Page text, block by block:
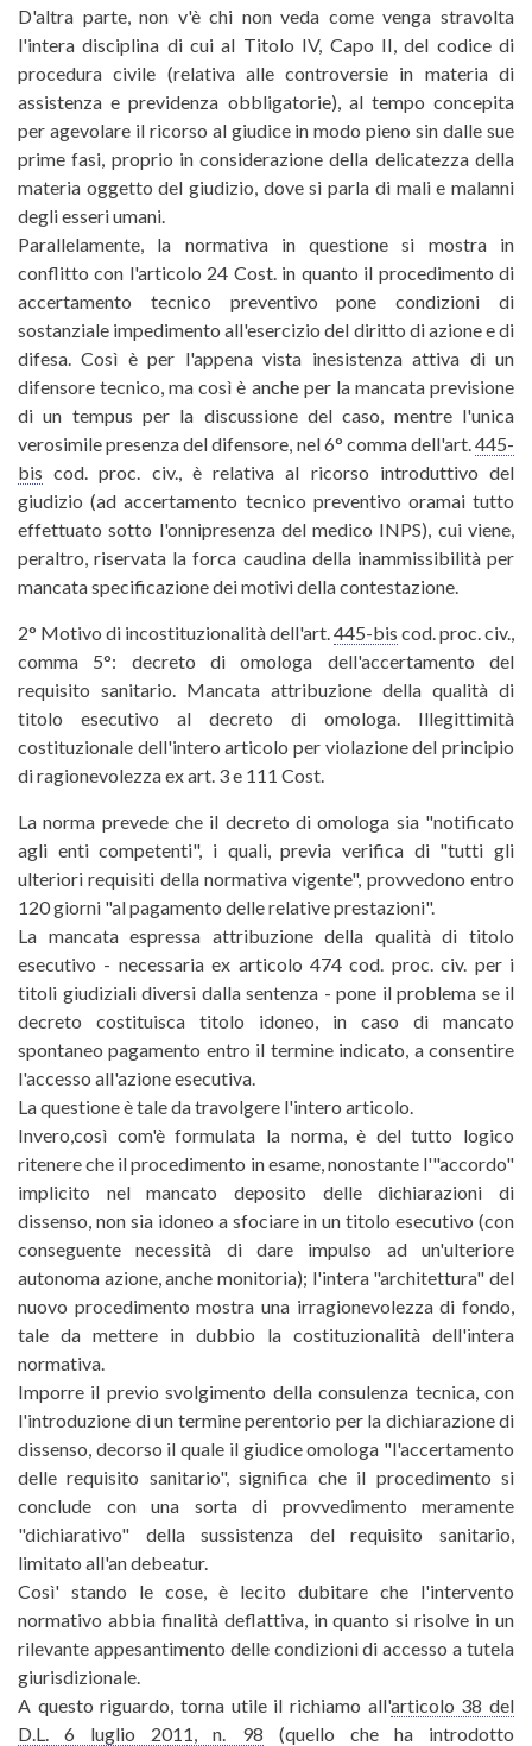
D'altra parte, non v'è chi non veda come venga stravolta
l'intera disciplina di cui al Titolo IV, Capo II, del codice di
procedura civile (relativa alle controversie in materia di
assistenza e previdenza obbligatorie), al tempo concepita
per agevolare il ricorso al giudice in modo pieno sin dalle sue
prime fasi, proprio in considerazione della delicatezza della
materia oggetto del giudizio, dove si parla di mali e malanni
degli esseri umani.
Parallelamente, la normativa in questione si mostra in
conflitto con l'articolo 24 Cost. in quanto il procedimento di
accertamento tecnico preventivo pone condizioni di
sostanziale impedimento all'esercizio del diritto di azione e di
difesa. Così è per l'appena vista inesistenza attiva di un
difensore tecnico, ma così è anche per la mancata previsione
di un tempus per la discussione del caso, mentre l'unica
verosimile presenza del difensore, nel 6° comma dell'art.445-
bis cod. proc. civ., è relativa al ricorso introduttivo del
giudizio (ad accertamento tecnico preventivo oramai tutto
effettuato sotto l'onnipresenza del medico INPS), cui viene,
peraltro, riservata la forca caudina della inammissibilità per
mancata specificazione dei motivi della contestazione.
2° Motivo di incostituzionalità dell'art.445-bis cod. proc. civ.,
comma 5°: decreto di omologa dell'accertamento del
requisito sanitario. Mancata attribuzione della qualità di
titolo esecutivo al decreto di omologa. Illegittimità
costituzionale dell'intero articolo per violazione del principio
di ragionevolezza ex art. 3 e 111 Cost.
La norma prevede che il decreto di omologa sia "notificato
agli enti competenti", i quali, previa verifica di "tutti gli
ulteriori requisiti della normativa vigente", provvedono entro
120 giorni "al pagamento delle relative prestazioni".
La mancata espressa attribuzione della qualità di titolo
esecutivo - necessaria ex articolo 474 cod. proc. civ. per i
titoli giudiziali diversi dalla sentenza - pone il problema se il
decreto costituisca titolo idoneo, in caso di mancato
spontaneo pagamento entro il termine indicato, a consentire
l'accesso all'azione esecutiva.
La questione è tale da travolgere l'intero articolo.
Invero,così com'è formulata la norma, è del tutto logico
ritenere che il procedimento in esame, nonostante l'"accordo"
implicito nel mancato deposito delle dichiarazioni di
dissenso, non sia idoneo a sfociare in un titolo esecutivo (con
conseguente necessità di dare impulso ad un'ulteriore
autonoma azione, anche monitoria); l'intera "architettura" del
nuovo procedimento mostra una irragionevolezza di fondo,
tale da mettere in dubbio la costituzionalità dell'intera
normativa.
Imporre il previo svolgimento della consulenza tecnica, con
l'introduzione di un termine perentorio per la dichiarazione di
dissenso, decorso il quale il giudice omologa "l'accertamento
delle requisito sanitario", significa che il procedimento si
conclude con una sorta di provvedimento meramente
"dichiarativo" della sussistenza del requisito sanitario,
limitato all'an debeatur.
Così' stando le cose, è lecito dubitare che l'intervento
normativo abbia finalità deflattiva, in quanto si risolve in un
rilevante appesantimento delle condizioni di accesso a tutela
giurisdizionale.
A questo riguardo, torna utile il richiamo all'articolo 38 del
D.L. 6 luglio 2011, n. 98 (quello che ha introdotto